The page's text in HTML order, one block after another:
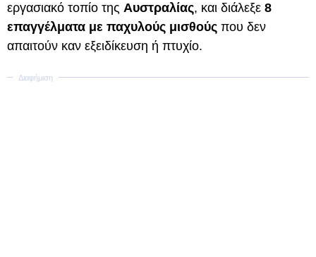
εργασιακό τοπίο της Αυστραλίας, και διάλεξε 8
επαγγέλματα με παχυλούς μισθούς που δεν
απαιτούν καν εξειδίκευση ή πτυχίο.